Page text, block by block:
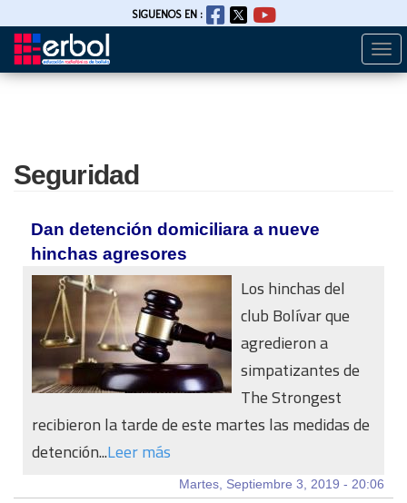
Pasar
SIGUENOS EN :
Seguridad
Dan detención domiciliara a nueve
hinchas agresores
Los hinchas del
club Bolívar que
agredieron a
simpatizantes de
The Strongest
recibieron la tarde de este martes las medidas de
detención...Leer más
Martes, Septiembre 3, 2019 - 20:06